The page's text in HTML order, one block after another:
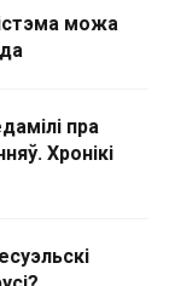
можа
пра
Хронікі